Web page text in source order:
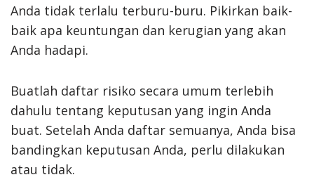
Anda tidak terlalu terburu-buru. Pikirkan baik-
baik apa keuntungan dan kerugian yang akan
Anda hadapi.
Buatlah daftar risiko secara umum terlebih
dahulu tentang keputusan yang ingin Anda
buat. Setelah Anda daftar semuanya, Anda bisa
bandingkan keputusan Anda, perlu dilakukan
atau tidak.